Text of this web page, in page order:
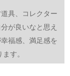
具、コレクター
が良いなと思え
福感、満足感を
す。